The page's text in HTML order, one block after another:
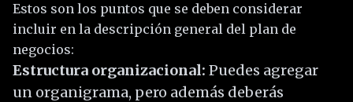
Estos son los puntos que se deben considerar
incluir en la descripción general del plan de
negocios:
Estructura organizacional: Puedes agregar
un organigrama, pero además deberás